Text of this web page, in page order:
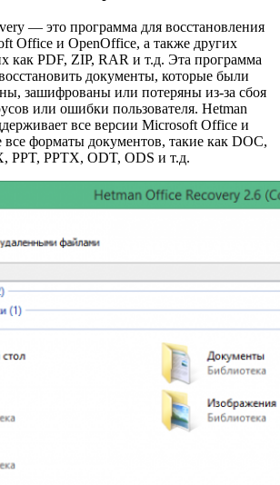
— это программа для восстановления
Office и OpenOffice, а также других
как PDF, ZIP, RAR и т.д. Эта программа
документы, которые были
зашифрованы или потеряны из-за сбоя
или ошибки пользователя. Hetman
все версии Microsoft Office и
все форматы документов, такие как DOC,
PPTX, ODT, ODS и т.д.